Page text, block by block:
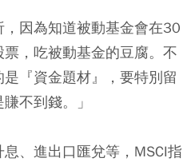
因為知道被動基金會在30
，吃被動基金的豆腐。不
『資金題材』，要特別留
不到錢。」
、進出口匯兌等，MSCI指